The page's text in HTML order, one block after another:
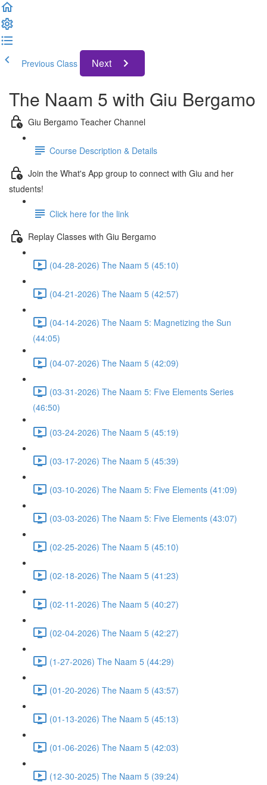
Previous Class Next
The Naam 5 with Giu Bergamo
Giu Bergamo Teacher Channel
Course Description & Details
Join the What's App group to connect with Giu and her
students!
Click here for the link
Replay Classes with Giu Bergamo
(04-28-2026) The Naam 5 (45:10)
(04-21-2026) The Naam 5 (42:57)
(04-14-2026) The Naam 5: Magnetizing the Sun
(44:05)
(04-07-2026) The Naam 5 (42:09)
(03-31-2026) The Naam 5: Five Elements Series
(46:50)
(03-24-2026) The Naam 5 (45:19)
(03-17-2026) The Naam 5 (45:39)
(03-10-2026) The Naam 5: Five Elements (41:09)
(03-03-2026) The Naam 5: Five Elements (43:07)
(02-25-2026) The Naam 5 (45:10)
(02-18-2026) The Naam 5 (41:23)
(02-11-2026) The Naam 5 (40:27)
(02-04-2026) The Naam 5 (42:27)
(1-27-2026) The Naam 5 (44:29)
(01-20-2026) The Naam 5 (43:57)
(01-13-2026) The Naam 5 (45:13)
(01-06-2026) The Naam 5 (42:03)
(12-30-2025) The Naam 5 (39:24)